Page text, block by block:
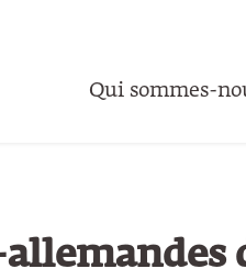
Qui sommes-